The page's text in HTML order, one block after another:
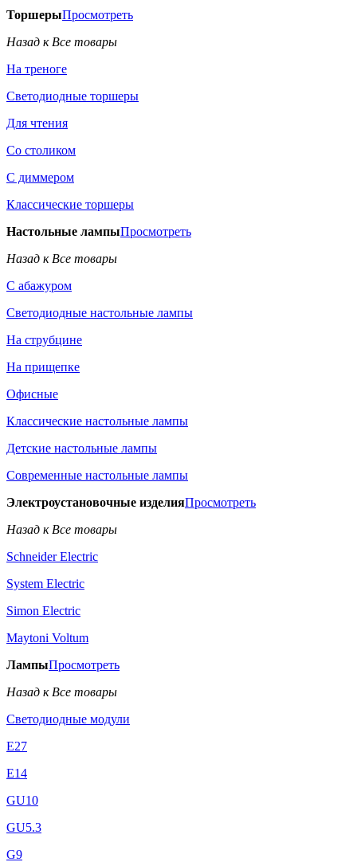
ТоршерыПросмотреть
Назад к Все товары
На треноге
Светодиодные торшеры
Для чтения
Со столиком
С диммером
Классические торшеры
Настольные лампыПросмотреть
Назад к Все товары
С абажуром
Светодиодные настольные лампы
На струбцине
На прищепке
Офисные
Классические настольные лампы
Детские настольные лампы
Современные настольные лампы
Электроустановочные изделияПросмотреть
Назад к Все товары
Schneider Electric
System Electric
Simon Electric
Maytoni Voltum
ЛампыПросмотреть
Назад к Все товары
Светодиодные модули
E27
E14
GU10
GU5.3
G9